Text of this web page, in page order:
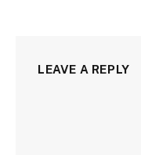
LEAVE A REPLY